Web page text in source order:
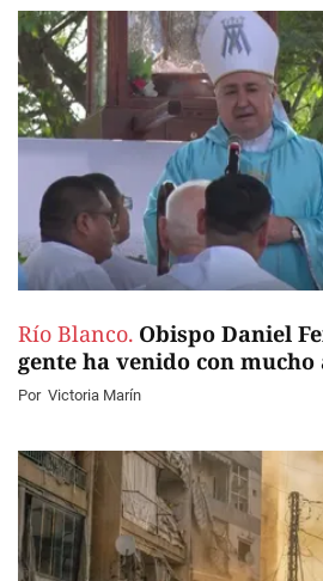
Río Blanco. Obispo Daniel
gente ha venido con
Por Victoria Marín